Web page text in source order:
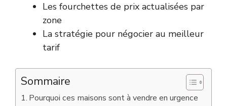
Les fourchettes de prix actualisées par
zone
La stratégie pour négocier au meilleur
tarif
Sommaire
Pourquoi ces maisons sont à vendre en urgence